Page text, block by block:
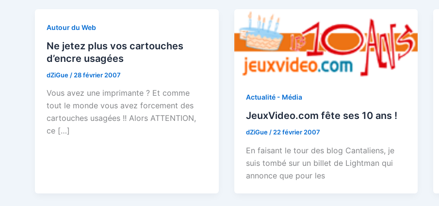
Autour du Web
Ne jetez plus vos cartouches
d’encre usagées
dZiGue / 28 février 2007
Vous avez une imprimante ? Et comme
tout le monde vous avez forcement des
cartouches usagées !! Alors ATTENTION,
ce […]
Actualité - Média
JeuxVideo.com fête ses 10 ans !
dZiGue / 22 février 2007
En faisant le tour des blog Cantaliens, je
suis tombé sur un billet de Lightman qui
annonce que pour les